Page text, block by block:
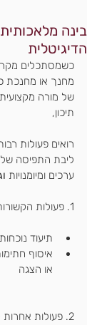
בינה
הדיגיטלית
כשמסתכלים
מחנך או מחנכת
של מורה
תיכון,
רואים פעולות
ליבת התפיסה
ערכים ומיומנויות
1. פעולות הקשורות בניהול הכיתה. לדוגמה-
תיעוד
איסוף
או הצגה
2. פעולות